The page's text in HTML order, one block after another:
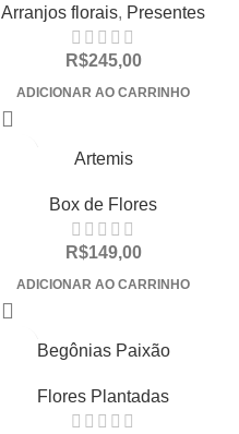
Arranjos florais, Presentes
R$245,00
ADICIONAR AO CARRINHO
Artemis
Box de Flores
R$149,00
ADICIONAR AO CARRINHO
Begônias Paixão
Flores Plantadas